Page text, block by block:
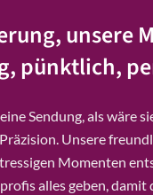
unsere
pünktlich,
Sendung, als wäre
Unsere
Momenten
alles geben, damit